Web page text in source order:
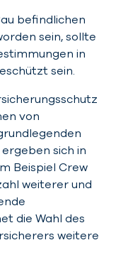
befindlichen
sein, sollte
in
sein.
von
sich in
Beispiel Crew
weiterer und
die Wahl des
weitere